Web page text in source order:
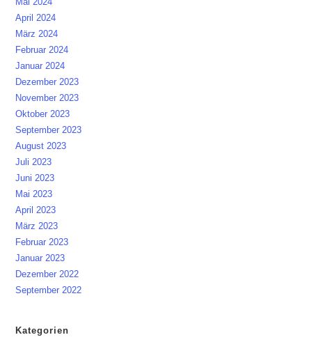
April 2024
März 2024
Februar 2024
Januar 2024
Dezember 2023
November 2023
Oktober 2023
September 2023
August 2023
Juli 2023
Juni 2023
Mai 2023
April 2023
März 2023
Februar 2023
Januar 2023
Dezember 2022
September 2022
Kategorien